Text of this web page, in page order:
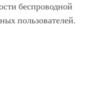
беспроводной
пользователей.